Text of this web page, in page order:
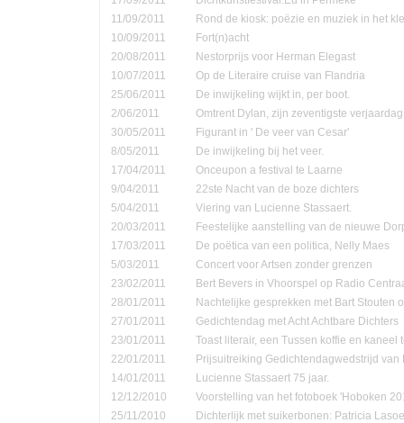
11/09/2011
Rond de kiosk: poëzie en muziek in het
10/09/2011
Fort(n)acht
20/08/2011
Nestorprijs voor Herman Elegast
10/07/2011
Op de Literaire cruise van Flandria
25/06/2011
De inwijkeling wijkt in, per boot.
2/06/2011
Omtrent Dylan, zijn zeventigste verjaardag
30/05/2011
Figurant in ' De veer van Cesar'
8/05/2011
De inwijkeling bij het veer.
17/04/2011
Onceupon a festival te Laarne
9/04/2011
22ste Nacht van de boze dichters
5/04/2011
Viering van Lucienne Stassaert.
20/03/2011
Feestelijke aanstelling van de nieuwe
17/03/2011
De poëtica van een politica, Nelly Maes
5/03/2011
Concert voor Artsen zonder grenzen
23/02/2011
Bert Bevers in Vhoorspel op Radio
28/01/2011
Nachtelijke gesprekken met Bart Stouten
27/01/2011
Gedichtendag met Acht Achtbare Dichters
23/01/2011
Toast literair, een Tussen koffie en kaneel
22/01/2011
Prijsuitreiking Gedichtendagwedstrijd van
14/01/2011
Lucienne Stassaert 75 jaar.
12/12/2010
Voorstelling van het fotoboek 'Hoboken
25/11/2010
Dichterlijk met suikerbonen: Patricia